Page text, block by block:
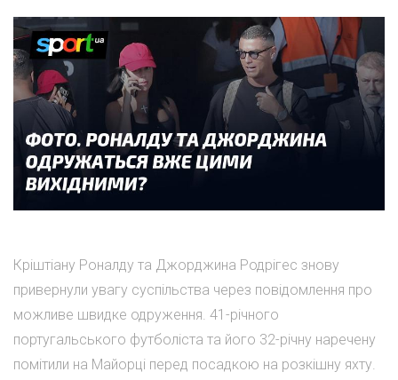
Кріштіану Роналду та Джорджина Родрігес знову
привернули увагу суспільства через повідомлення про
можливе швидке одруження. 41-річного
португальського футболіста та його 32-річну наречену
помітили на Майорці перед посадкою на розкішну яхту.